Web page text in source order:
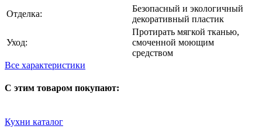
Отделка:
Безопасный и экологичный
декоративный пластик
Уход:
Протирать мягкой тканью,
смоченной моющим
средством
Все характеристики
С этим товаром покупают:
Кухни каталог